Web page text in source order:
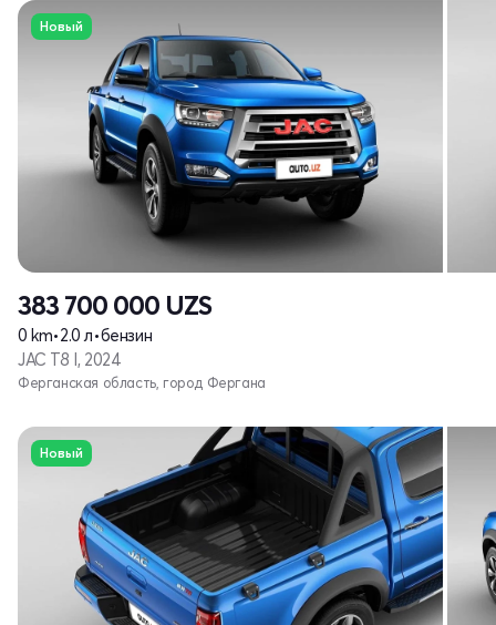
Новый
383 700 000 UZS
0 km•2.0 л•бензин
JAC T8 I, 2024
Ферганская область, город Фергана
Новый